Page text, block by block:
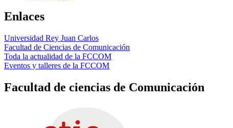
Enlaces
Universidad Rey Juan Carlos
Facultad de Ciencias de Comunicación
Toda la actualidad de la FCCOM
Eventos y talleres de la FCCOM
Facultad de ciencias de Comunicación